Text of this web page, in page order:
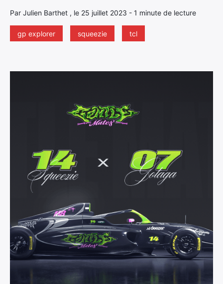
Par Julien Barthet , le 25 juillet 2023 - 1 minute de lecture
gp explorer squeezie tcl